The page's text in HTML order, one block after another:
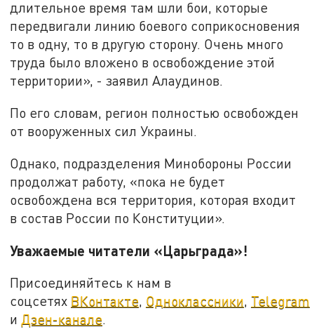
длительное время там шли бои, которые
передвигали линию боевого соприкосновения
то в одну, то в другую сторону. Очень много
труда было вложено в освобождение этой
территории», - заявил Алаудинов.
По его словам, регион полностью освобожден
от вооруженных сил Украины.
Однако, подразделения Минобороны России
продолжат работу, «пока не будет
освобождена вся территория, которая входит
в состав России по Конституции».
Уважаемые читатели «Царьграда»!
Присоединяйтесь к нам в
соцсетях ВКонтакте, Одноклассники, Telegram
и Дзен-канале.